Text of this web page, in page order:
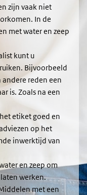
zijn vaak niet
In de
met water en zeep
kunt u
Bijvoorbeeld
reden een
is. Zoals na een
etiket goed en
op het
inwerktijd van
en zeep om
werken.
met een